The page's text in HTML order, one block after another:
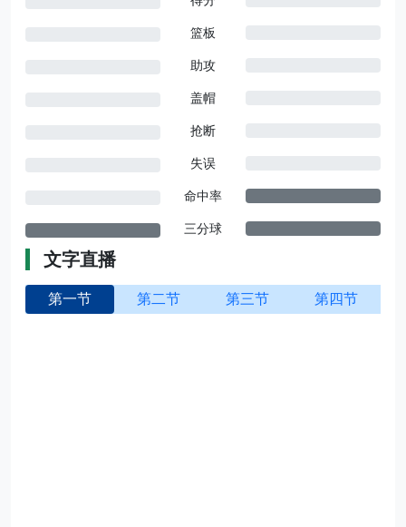
篮板
助攻
盖帽
抢断
失误
命中率
三分球
文字直播
第一节 第二节 第三节 第四节